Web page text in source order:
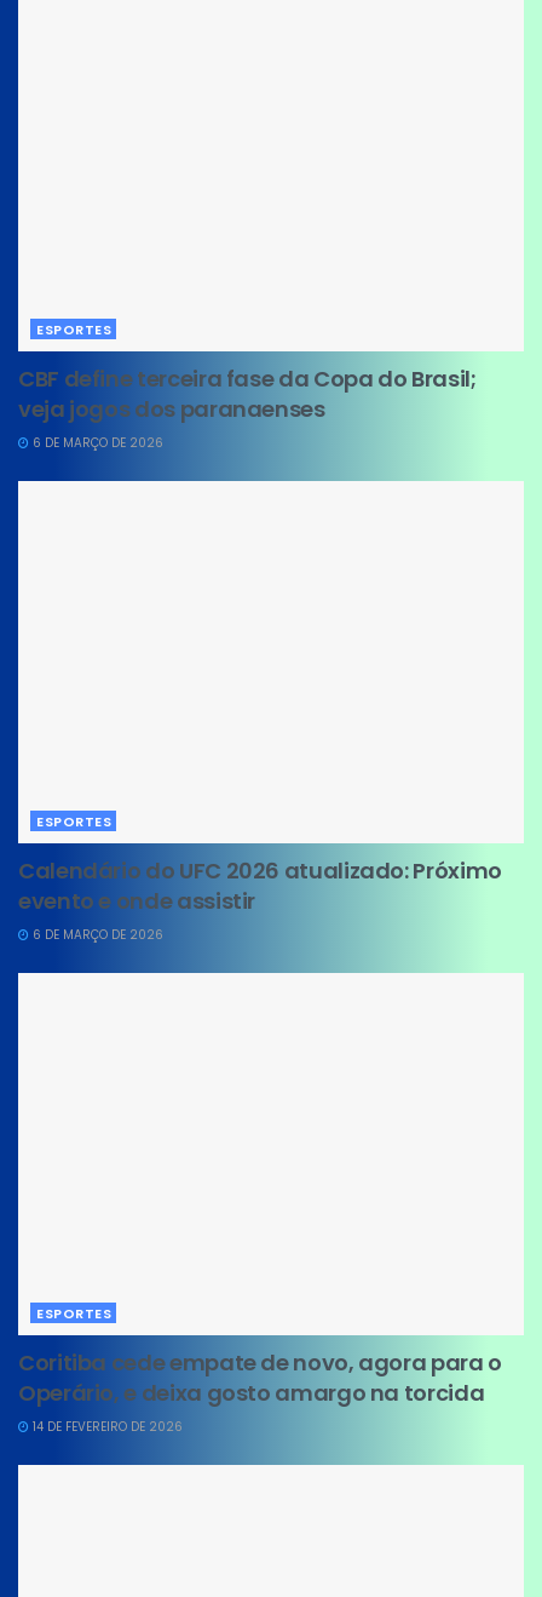
ESPORTES
CBF define terceira fase da Copa do Brasil;
veja jogos dos paranaenses
6 DE MARÇO DE 2026
ESPORTES
Calendário do UFC 2026 atualizado: Próximo
evento e onde assistir
6 DE MARÇO DE 2026
ESPORTES
Coritiba cede empate de novo, agora para o
Operário, e deixa gosto amargo na torcida
14 DE FEVEREIRO DE 2026